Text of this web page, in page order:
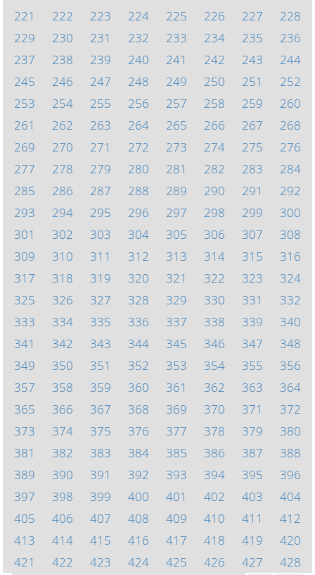
221
222 223 224 225 226 227
228
229
230 231 232 233 234 235
236
237
238 239 240 241 242 243
244
245
246 247 248 249 250 251
252
253
254 255 256 257 258 259
260
261
262 263 264 265 266 267
268
269
270 271 272 273 274 275
276
277
278 279 280 281 282 283
284
285
286 287 288 289 290 291
292
293
294 295 296 297 298 299
300
301
302 303 304 305 306 307
308
309
310 311 312 313 314 315
316
317
318 319 320 321 322 323
324
325
326 327 328 329 330 331
332
333
334 335 336 337 338 339
340
341
342 343 344 345 346 347
348
349
350 351 352 353 354 355
356
357
358 359 360 361 362 363
364
365
366 367 368 369 370 371
372
373
374 375 376 377 378 379
380
381
382 383 384 385 386 387
388
389
390 391 392 393 394 395
396
397
398 399 400 401 402 403
404
405
406 407 408 409 410 411
412
413
414 415 416 417 418 419
420
421
422 423 424 425 426 427
428